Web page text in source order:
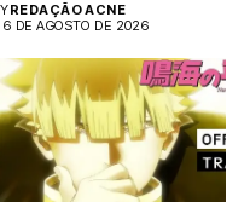
REDAÇÃO ACNE
6 DE AGOSTO DE 2026